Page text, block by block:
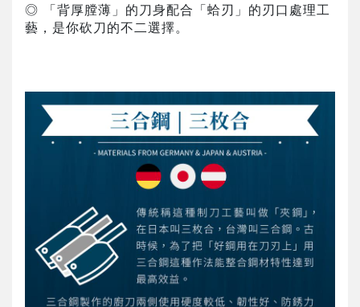
◎ 「背厚膛薄」的刀身配合「蛤刃」的刃口處理工
藝，是你砍刀的不二選擇。